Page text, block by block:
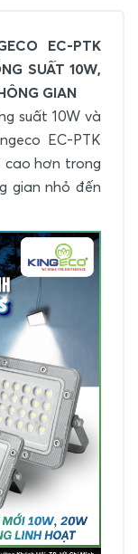
EC-PTK
SUẤT 10W,
GIAN
suất 10W và
EC-PTK
cao hơn trong
gian nhỏ đến